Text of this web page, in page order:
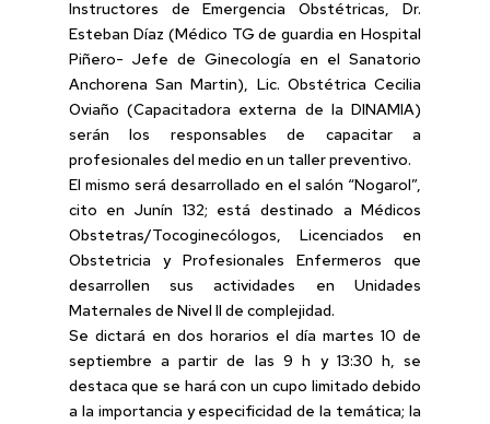
Instructores de Emergencia Obstétricas, Dr.
Esteban Díaz (Médico TG de guardia en Hospital
Piñero- Jefe de Ginecología en el Sanatorio
Anchorena San Martin), Lic. Obstétrica Cecilia
Oviaño (Capacitadora externa de la DINAMIA)
serán los responsables de capacitar a
profesionales del medio en un taller preventivo.
El mismo será desarrollado en el salón “Nogarol”,
cito en Junín 132; está destinado a Médicos
Obstetras/Tocoginecólogos, Licenciados en
Obstetricia y Profesionales Enfermeros que
desarrollen sus actividades en Unidades
Maternales de Nivel II de complejidad.
Se dictará en dos horarios el día martes 10 de
septiembre a partir de las 9 h y 13:30 h, se
destaca que se hará con un cupo limitado debido
a la importancia y especificidad de la temática; la